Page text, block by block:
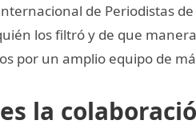
de Periodistas
los filtró y de que
por un amplio equipo de
la